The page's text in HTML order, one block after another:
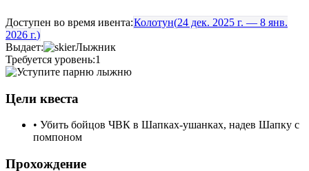
Доступен во время ивента:Колотун(24 дек. 2025 г. — 8 янв.
2026 г.)
Выдает:
Лыжник
Требуется уровень:1
Цели квеста
• Убить бойцов ЧВК в Шапках-ушанках, надев Шапку с
помпоном
Прохождение